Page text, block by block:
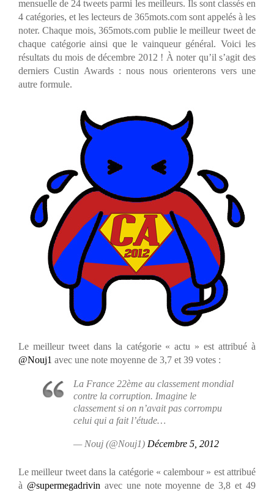
mensuelle de 24 tweets parmi les meilleurs. Ils sont classés en
4 catégories, et les lecteurs de 365mots.com sont appelés à les
noter. Chaque mois, 365mots.com publie le meilleur tweet de
chaque catégorie ainsi que le vainqueur général. Voici les
résultats du mois de décembre 2012 ! À noter qu’il s’agit des
derniers Custin Awards : nous nous orienterons vers une
autre formule.
Le meilleur tweet dans la catégorie « actu » est attribué à
@Nouj1 avec une note moyenne de 3,7 et 39 votes :
La France 22ème au classement mondial
contre la corruption. Imagine le
classement si on n’avait pas corrompu
celui qui a fait l’étude…
— Nouj (@Nouj1) Décembre 5, 2012
Le meilleur tweet dans la catégorie « calembour » est attribué
à @supermegadrivin avec une note moyenne de 3,8 et 49